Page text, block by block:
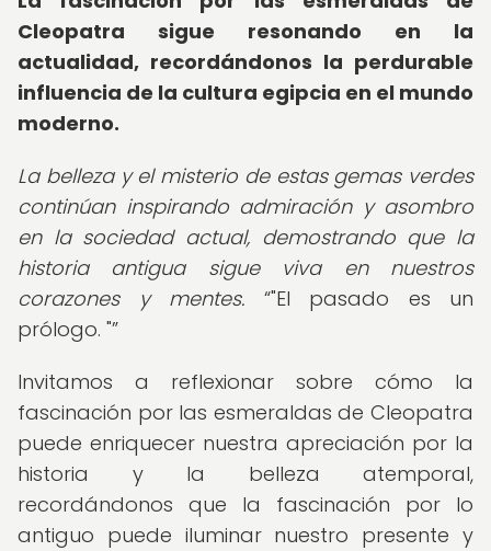
Cleopatra sigue resonando en la
actualidad, recordándonos la perdurable
influencia de la cultura egipcia en el mundo
moderno.
La belleza y el misterio de estas gemas verdes
continúan inspirando admiración y asombro
en la sociedad actual, demostrando que la
historia antigua sigue viva en nuestros
corazones y mentes.
"El pasado es un
prólogo. "
Invitamos a reflexionar sobre cómo la
fascinación por las esmeraldas de Cleopatra
puede enriquecer nuestra apreciación por la
historia y la belleza atemporal,
recordándonos que la fascinación por lo
antiguo puede iluminar nuestro presente y